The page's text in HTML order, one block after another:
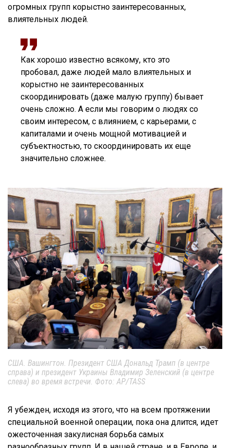
огромных групп корыстно заинтересованных,
влиятельных людей.
Как хорошо известно всякому, кто это
пробовал, даже людей мало влиятельных и
корыстно не заинтересованных
скоординировать (даже малую группу) бывает
очень сложно. А если мы говорим о людях со
своим интересом, с влиянием, с карьерами, с
капиталами и очень мощной мотивацией и
субъектностью, то скоординировать их еще
значительно сложнее.
США. Вашингтон. Президент США Дональд Трамп (в центре
справа) и президент Украины Владимир Зеленский (в центре
слева) во время встречи. Фото: AP/TASS
Я убежден, исходя из этого, что на всем протяжении
специальной военной операции, пока она длится, идет
ожесточенная закулисная борьба самых